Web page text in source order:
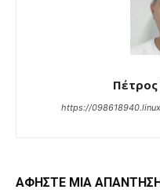
https://
ΑΦΗΣΤΕ ΜΙΑ